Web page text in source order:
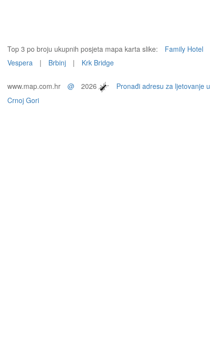
Top 3 po broju ukupnih posjeta mapa karta slike:
Family Hotel
Vespera
| Brbinj | Krk Bridge
www.map.com.hr @ 2026
Pronađi adresu za ljetovanje u
Crnoj Gori